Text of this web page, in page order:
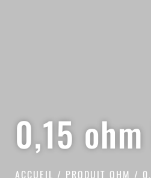
0,15
ACCUEIL / PRODUIT OHM /